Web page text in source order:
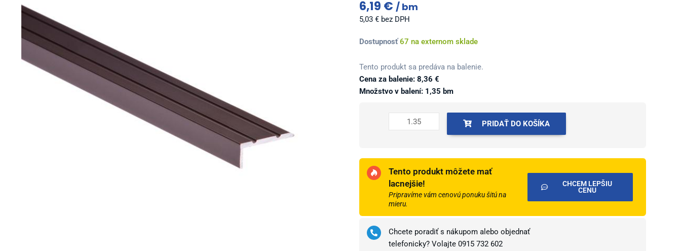
6,19 € bm
5,03 € bez DPH
Dostupnosť 67 na externom sklade
Tento produkt sa predáva na balenie.
Cena za balenie: 8,36 €
Množstvo v balení: 1,35 bm
množstvo
AL
schodový
"L"
1,35
samolepiaci,
Cezar
PRIDAŤ DO KOŠÍKA
Tento produkt môžete mať
lacnejšie!
Pripravíme vám cenovú ponuku šitú na
mieru.
CHCEM LEPŠIU
CENU
Chcete poradiť s nákupom alebo objednať
telefonicky? Volajte 0915 732 602